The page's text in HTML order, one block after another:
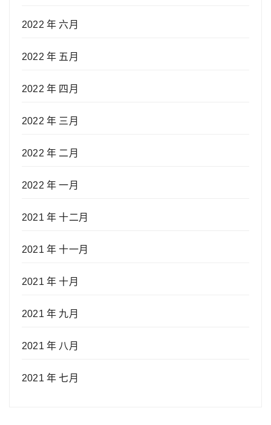
2022 年 六月
2022 年 五月
2022 年 四月
2022 年 三月
2022 年 二月
2022 年 一月
2021 年 十二月
2021 年 十一月
2021 年 十月
2021 年 九月
2021 年 八月
2021 年 七月